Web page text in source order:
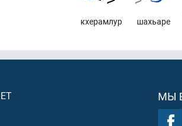
шахьаре
кхерамлур
МЫ